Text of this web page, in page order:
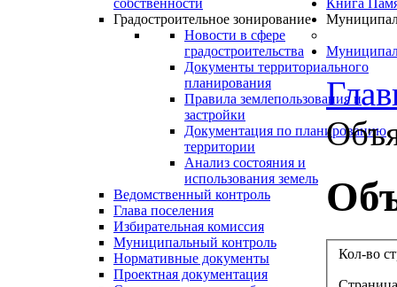
собственности
Градостроительное зонирование
Новости в сфере
градостроительства
Документы территориального
планирования
Правила землепользования и
застройки
Документация по планированию
территории
Анализ состояния и
использования земель
Ведомственный контроль
Глава поселения
Избирательная комиссия
Муниципальный контроль
Нормативные документы
Проектная документация
Книга
Кол-во